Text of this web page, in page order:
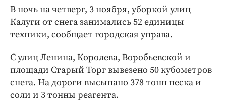
ПРОЕКТЫ
Блоги
Издания
Медиаперсона
Интересное чтиво
Клиника года
Бренд года
В ночь на четверг, 3 ноября, уборкой улиц
Калуги от снега занимались 52 единицы
техники, сообщает городская управа.
С улиц Ленина, Королева, Воробьевской и
площади Старый Торг вывезено 50 кубометров
снега. На дороги высыпано 378 тонн песка и
соли и 3 тонны реагента.